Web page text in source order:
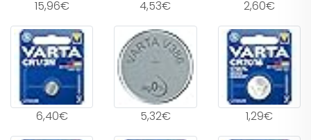
15,96€ 4,53€ 2,60€
6,40€ 5,32€ 1,29€